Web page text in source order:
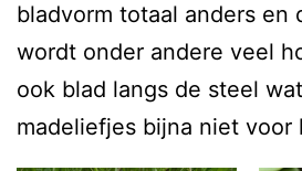
bladvorm totaal anders en
wordt onder andere veel
ook blad langs de steel
madeliefjes bijna niet voor